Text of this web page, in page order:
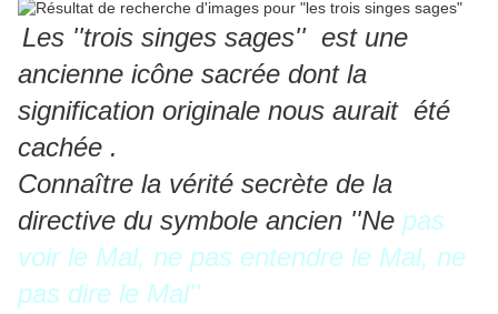
Les ''trois singes sages'' est une
ancienne icône sacrée dont la
signification originale nous aurait été
cachée .
Connaître la vérité secrète de la
directive du symbole ancien ''Ne pas
voir le Mal, ne pas entendre le Mal, ne
pas dire le Mal''